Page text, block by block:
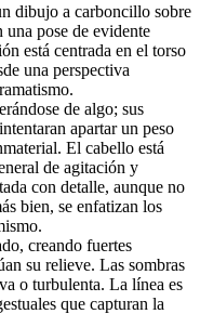
dibujo a carboncillo sobre
una pose de evidente
está centrada en el torso
una perspectiva
de algo; sus
apartar un peso
El cabello está
de agitación y
con detalle, aunque no
bien, se enfatizan los
creando fuertes
su relieve. Las sombras
o turbulenta. La línea es
que capturan la